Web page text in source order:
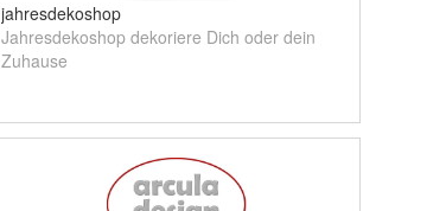
jahresdekoshop
Jahresdekoshop dekoriere Dich oder dein
Zuhause